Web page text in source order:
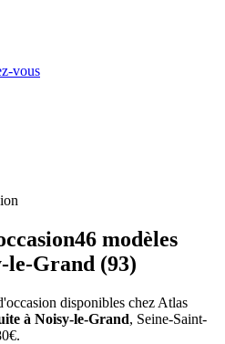
vous
46 modèles
le-Grand (93)
disponibles chez Atlas
à Noisy-le-Grand, Seine-Saint-
€.